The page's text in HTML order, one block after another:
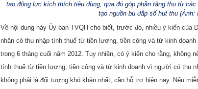
tạo động lực kích thích tiêu dùng, qua đó góp phần tăng thu từ
tạo nguồn bù đắp số hụt thu (Ảnh:
Về nội dung này Ủy ban TVQH cho biết, trước đó, nhiều ý kiến của
nhân có thu nhập tính thuế từ tiền lương, tiền công và từ kinh
trong 6 tháng cuối năm 2012. Tuy nhiên, có ý kiến cho rằng, không
tính thuế từ tiền lương, tiền công và từ kinh doanh vì người có thu
không phải là đối tượng khó khăn nhất, cần hỗ trợ hiện nay. Nếu